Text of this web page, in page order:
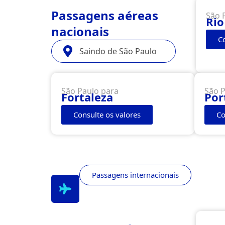
Passagens aéreas
nacionais
Saindo de São Paulo
São
São Paulo para
Fortaleza
Consulte os valores
São
Passagens internacionais